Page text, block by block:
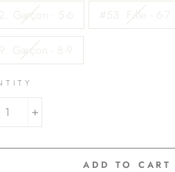
Garçon - 5-6 #53. Fille - 6-7
Garçon - 8-9
+
ADD TO CART